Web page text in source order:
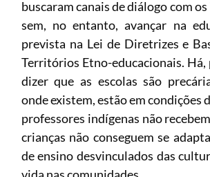
buscaram canais de diálogo com
sem, no entanto, avançar na
prevista na Lei de Diretrizes e
Territórios Etno-educacionais. Há,
dizer que as escolas são
onde existem, estão em condições
professores indígenas não
crianças não conseguem se
de ensino desvinculados das